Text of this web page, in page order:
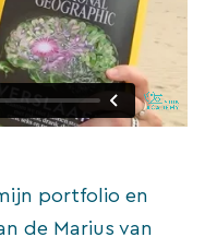
portfolio en
de Marius van